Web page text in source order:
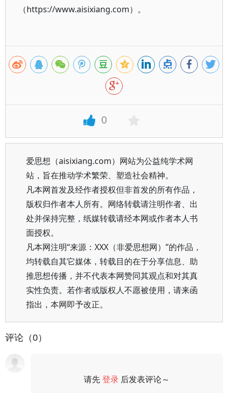
（https://www.aisixiang.com）。
0
爱思想（aisixiang.com）网站为公益纯学术网
站，旨在推动学术繁荣、塑造社会精神。
凡本网首发及经作者授权但非首发的所有作品，
版权归作者本人所有。网络转载请注明作者、出
处并保持完整，纸媒转载请经本网或作者本人书
面授权。
凡本网注明“来源：XXX（非爱思想网）”的作品，
均转载自其它媒体，转载目的在于分享信息、助
推思想传播，并不代表本网赞同其观点和对其真
实性负责。若作者或版权人不愿被使用，请来函
指出，本网即予改正。
评论（0）
请先登录 后发表评论～